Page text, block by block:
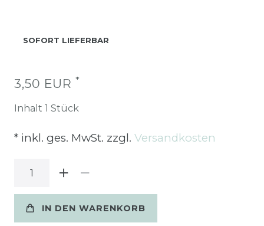
SOFORT LIEFERBAR
3,50 EUR *
Inhalt 1 Stück
* inkl. ges. MwSt. zzgl. Versandkosten
IN DEN WARENKORB